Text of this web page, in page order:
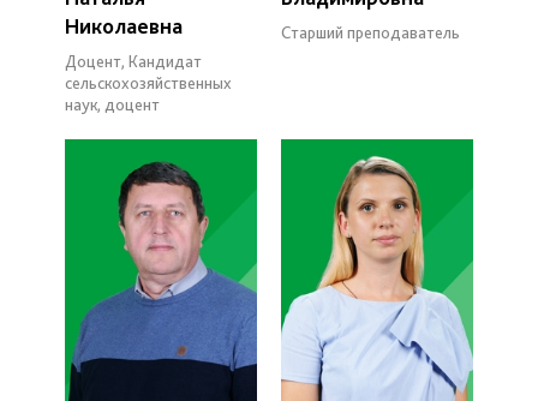
Николаевна
Доцент, Кандидат
сельскохозяйственных
наук, доцент
Старший преподаватель